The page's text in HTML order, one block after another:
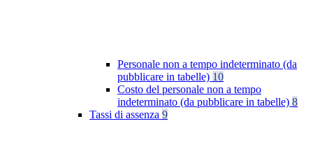
Personale non a tempo indeterminato (da
pubblicare in tabelle) 10
Costo del personale non a tempo
indeterminato (da pubblicare in tabelle) 8
Tassi di assenza 9